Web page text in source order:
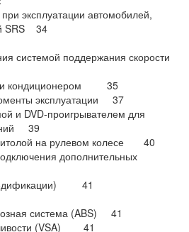
эксплуатации автомобилей,
SRS 34
системой поддержания скорости
и кондиционером 35
эксплуатации 37
и DVD-проигрывателем для
39
на рулевом колесе 40
дополнительных
41
система (ABS) 41
(VSA) 41